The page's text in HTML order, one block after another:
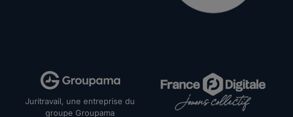
Juritravail, une entreprise du
groupe Groupama